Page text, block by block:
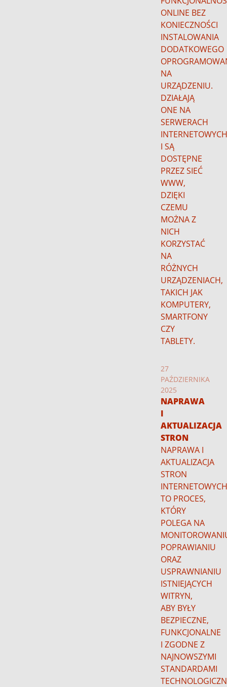
ONLINE BEZ
KONIECZNOŚCI
INSTALOWANIA
DODATKOWEGO
NA
URZĄDZENIU.
DZIAŁAJĄ
ONE NA
SERWERACH
I SĄ
DOSTĘPNE
PRZEZ SIEĆ
WWW,
DZIĘKI
CZEMU
MOŻNA Z
NICH
KORZYSTAĆ
NA
RÓŻNYCH
URZĄDZENIACH,
TAKICH JAK
KOMPUTERY,
SMARTFONY
CZY
TABLETY.
27
PAŹDZIERNIKA
2025
NAPRAWA
I
AKTUALIZACJA
STRON
NAPRAWA I
AKTUALIZACJA
STRON
TO PROCES,
KTÓRY
POLEGA NA
POPRAWIANIU
ORAZ
USPRAWNIANIU
ISTNIEJĄCYCH
WITRYN,
ABY BYŁY
BEZPIECZNE,
FUNKCJONALNE
I ZGODNE Z
NAJNOWSZYMI
STANDARDAMI